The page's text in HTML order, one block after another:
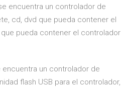
encuentra un controlador de
cd, dvd que pueda contener el
pueda contener el controlador
encuentra un controlador de
flash USB para el controlador,